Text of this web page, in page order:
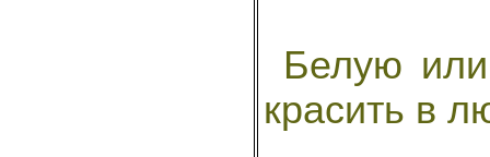
Белую
красить в